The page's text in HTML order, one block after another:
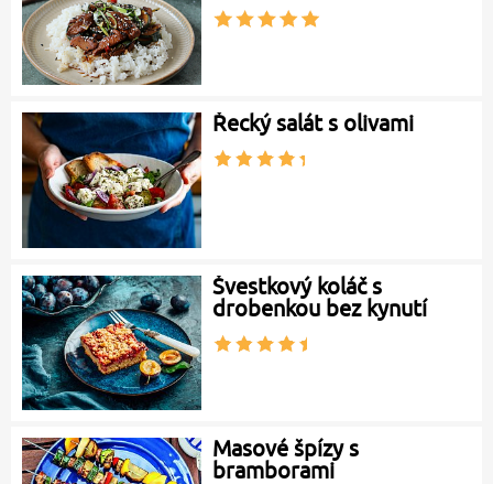
Řecký salát s olivami
Švestkový koláč s
drobenkou bez kynutí
Masové špízy s
bramborami